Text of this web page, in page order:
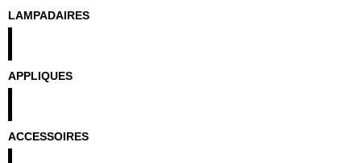
LAMPADAIRES
APPLIQUES
ACCESSOIRES